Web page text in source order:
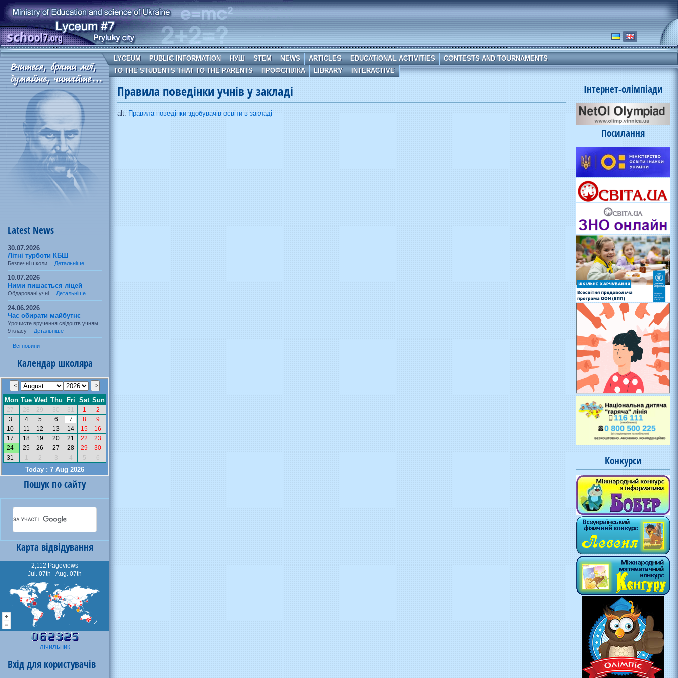
Latest News
30.07.2026
Літні турботи КБШ
Безпечні школи Детальніше
10.07.2026
Ними пишається ліцей
Обдаровані учні Детальніше
24.06.2026
Час обирати майбутнє
Урочисте вручення свідоцтв учням
9 класу
Детальніше
Всі новини
Календар школяра
Пошук по сайту
Карта відвідування
2,112 Pageviews
Jul. 07th - Aug. 07th
лічильник
Вхід для користувачів
LYCEUM PUBLIC INFORMATION НУШ STEM NEWS ARTICLES EDUCATIONAL ACTIVITIES
CONTESTS AND TOURNAMENTS
TO THE STUDENTS THAT TO THE PARENTS
ПРОФСПІЛКА LIBRARY INTERACTIVE
Правила поведінки учнів у закладі
alt: Правила поведінки здобувачів освіти в закладі
Інтернет-олімпіади
Посилання
Конкурси